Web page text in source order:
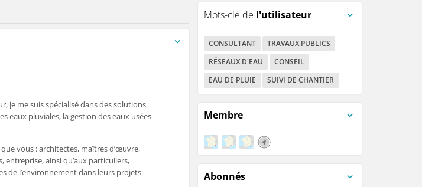
je me suis spécialisé dans des solutions
eaux pluviales, la gestion des eaux usées
vous : architectes, maîtres d’œuvre,
ainsi qu’aux particuliers,
de l’environnement dans leurs projets.
Mots-clé de l'utilisateur
CONSULTANT
TRAVAUX PUBLICS
RÉSEAUX D'EAU
CONSEIL
EAU DE PLUIE
SUIVI DE CHANTIER
Membre
Abonnés